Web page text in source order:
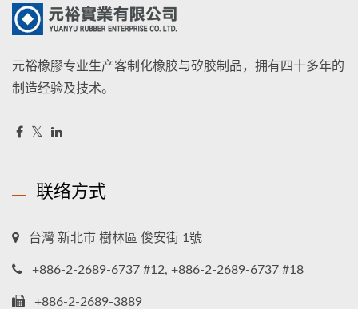
元裕橡膠专业生产客制化橡胶与矽胶制品，拥有四十多年的
制造经验及技术。
联络方式
台灣 新北市 樹林區 俊安街 1號
+886-2-2689-6737 #12, +886-2-2689-6737 #18
+886-2-2689-3889